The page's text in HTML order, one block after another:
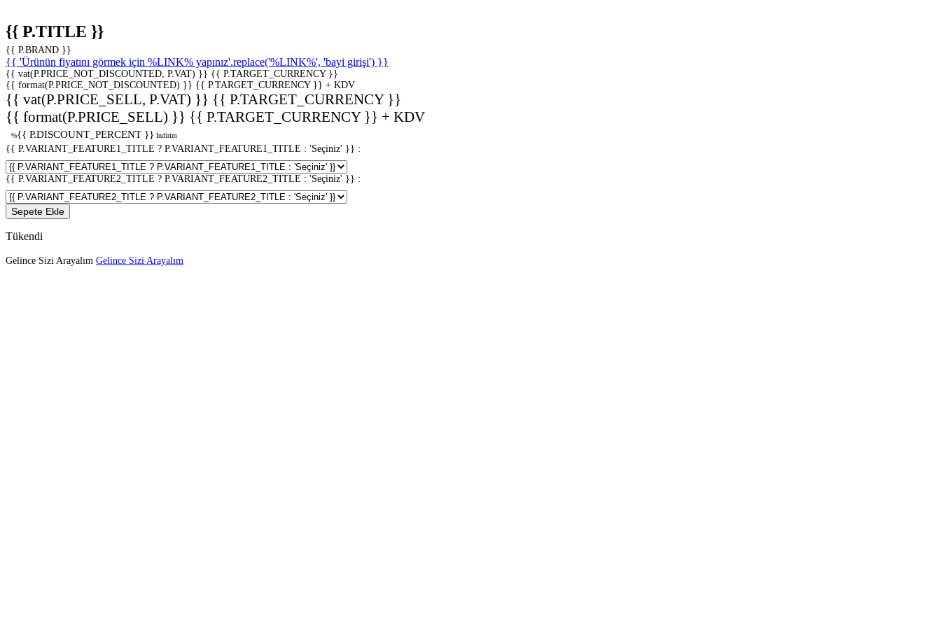
{{ P.TITLE }}
{{ P.BRAND }}
{{ 'Ürünün fiyatını görmek için %LINK% yapınız'.replace('%LINK%', 'bayi girişi') }}
{{ vat(P.PRICE_NOT_DISCOUNTED, P.VAT) }} {{ P.TARGET_CURRENCY }}
{{ format(P.PRICE_NOT_DISCOUNTED) }} {{ P.TARGET_CURRENCY }} + KDV
{{ vat(P.PRICE_SELL, P.VAT) }} {{ P.TARGET_CURRENCY }}
{{ format(P.PRICE_SELL) }} {{ P.TARGET_CURRENCY }} + KDV
%{{ P.DISCOUNT_PERCENT }} İndirim
{{ P.VARIANT_FEATURE1_TITLE ? P.VARIANT_FEATURE1_TITLE : 'Seçiniz' }} :
{{ P.VARIANT_FEATURE2_TITLE ? P.VARIANT_FEATURE2_TITLE : 'Seçiniz' }} :
Sepete Ekle
Tükendi
Gelince Sizi Arayalım Gelince Sizi Arayalım